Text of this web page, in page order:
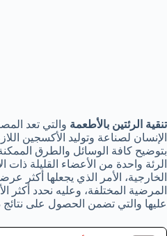
تنقية الرئتين بالأطعمة والتي تعد
الإنسان لصناعة وتوليد الأكسجين
بتوضيح كافة الوسائل والطرق
الرئة واحدة من الأعضاء القليلة ذات
الخارجية، الأمر الذي يجعلها أكثر
المرضية المختلفة، وعليه نحدد أكثر
عليها والتي تضمن الحصول على نتائج